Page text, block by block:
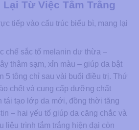
Từ Việc Tắm Trắng
tiếp vào cấu trúc biểu bì, mang lại
chế sắc tố melanin dư thừa –
thâm sạm, xỉn màu – giúp da bật
5 tông chỉ sau vài buổi điều trị. Thứ
chết và cung cấp dưỡng chất
tái tạo lớp da mới, đồng thời tăng
– hai yếu tố giúp da căng chắc và
liệu trình tắm trắng hiện đại còn